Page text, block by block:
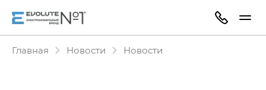
Главная Новости Новости